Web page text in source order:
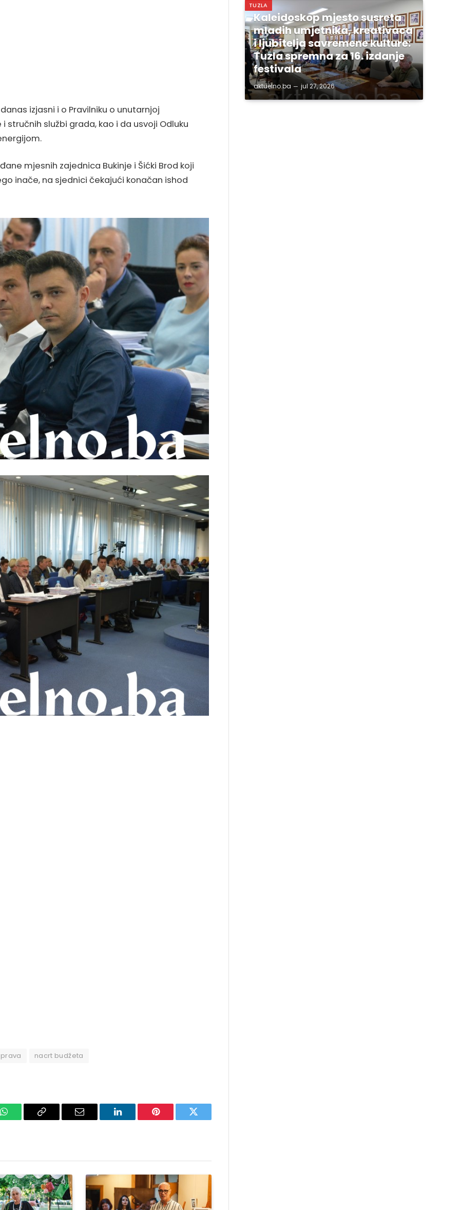
izjasni i o Pravilniku o unutarnjoj
službi grada, kao i da usvoji Odluku
mjesnih zajednica Bukinje i Šićki Brod koji
inače, na sjednici čekajući konačan ishod
nacrt budžeta
WhatsAppCopy
Email LinkedIn Pinterest Twitter
TUZLA
Kaleidoskop mjesto susreta
mladih umjetnika, kreativaca
i ljubitelja savremene kulture:
Tuzla spremna za 16. izdanje
festivala
aktuelno.ba jul 27, 2026